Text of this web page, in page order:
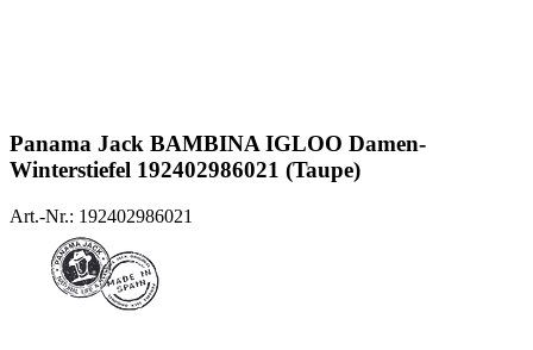
Panama Jack BAMBINA IGLOO Damen-
Winterstiefel 192402986021 (Taupe)
Art.-Nr.: 192402986021